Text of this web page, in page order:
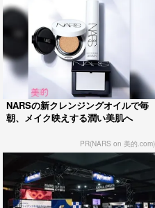
NARSの新クレンジングオイルで毎
朝、メイク映えする潤い美肌へ
PR(NARS on 美的.com)